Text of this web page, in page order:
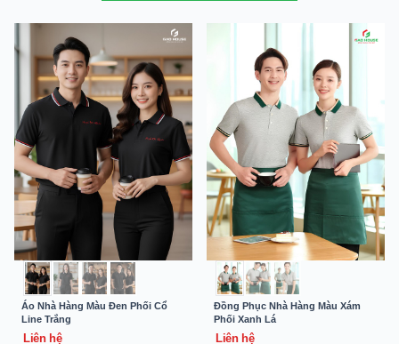
Áo Nhà Hàng Màu Đen Phối Cổ
Line Trắng
Liên hệ
Đồng Phục Nhà Hàng Màu Xám
Phối Xanh Lá
Liên hệ